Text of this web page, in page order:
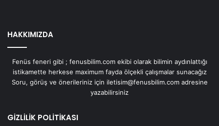
HAKKIMIZDA
Fenüs feneri gibi ; fenusbilim.com ekibi olarak bilimin aydınlattığı
istikamette herkese maximum fayda ölçekli çalışmalar sunacağız
Soru, görüş ve önerileriniz için iletisim@fenusbilim.com adresine
yazabilirsiniz
GİZLİLİK POLİTİKASI